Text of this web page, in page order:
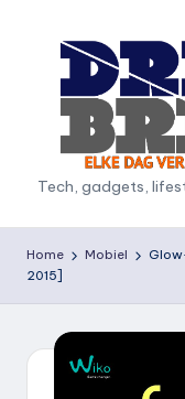
D
r
a
a
Tech, gadgets,
Home Mobiel
2015]